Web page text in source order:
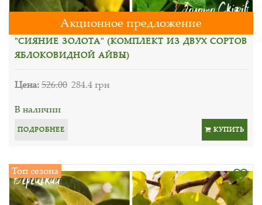
Акционное предложение
"СИЯНИЕ ЗОЛОТА" (КОМПЛЕКТ ИЗ ДВУХ СОРТОВ
ЯБЛОКОВИДНОЙ АЙВЫ)
Цена:526.00 284.4 грн
В наличии
ПОДРОБНЕЕ КУПИТЬ
Топ сезона